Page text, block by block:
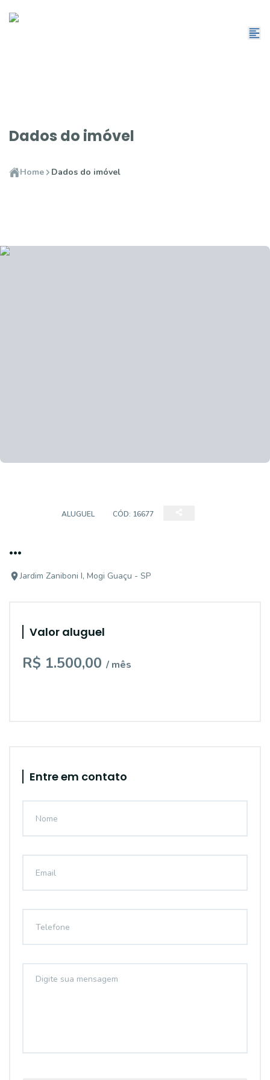
Dados do imóvel
Home Dados do imóvel
ALUGUEL CÓD: 16677
...
Jardim Zaniboni I, Mogi Guaçu - SP
Valor aluguel
R$ 1.500,00 / mês
Entre em contato